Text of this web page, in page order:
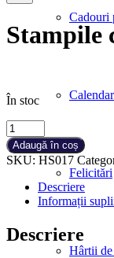
Cadouri
Felicitări
Hârtii de
Stampile
În stoc
Cantitate
Stampile
cu
mesaj
YOLO
Adaugă în coș
SKU: HS017
Descriere
Informații
Descriere